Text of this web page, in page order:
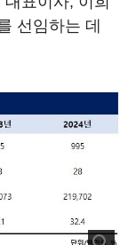
선임하는 데